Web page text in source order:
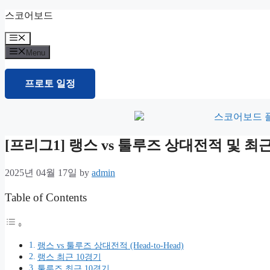
Skip
content
스코어보드
Menu
Menu
프로토 일정
[프리그1] 랭스 vs 툴루즈 상대전적 및 최
2025년 04월 17일 by admin
Table of Contents
랭스 vs 툴루즈 상대전적 (Head-to-Head)
랭스 최근 10경기